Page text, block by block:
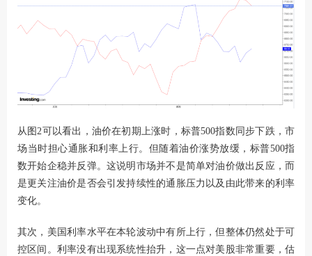
从图2可以看出，油价在初期上涨时，标普500指数同步下跌，市
场当时担心通胀和利率上行。但随着油价涨势放缓，标普500指
数开始企稳并反弹。这说明市场并不是简单对油价做出反应，而
是更关注油价是否会引发持续性的通胀压力以及由此带来的利率
变化。
其次，美国利率水平在本轮波动中有所上行，但整体仍然处于可
控区间。利率没有出现系统性抬升，这一点对美股非常重要，估